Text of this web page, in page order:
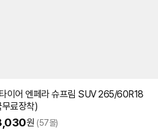
이어 엔페라슈프림 SUV 265/60R18
료장착)
원 (57몰)